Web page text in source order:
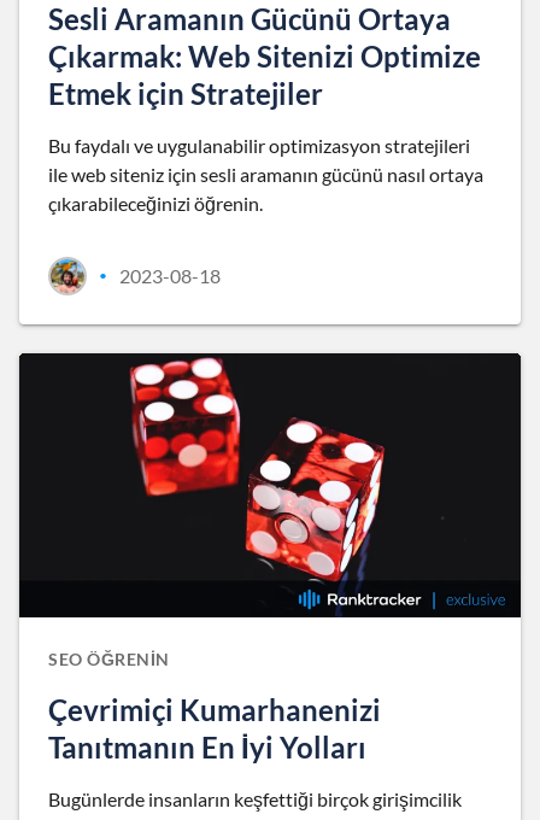
Sesli Aramanın Gücünü Ortaya
Çıkarmak: Web Sitenizi Optimize
Etmek için Stratejiler
Bu faydalı ve uygulanabilir optimizasyon stratejileri
ile web siteniz için sesli aramanın gücünü nasıl ortaya
çıkarabileceğinizi öğrenin.
• 2023-08-18
SEO ÖĞRENIN
Çevrimiçi Kumarhanenizi
Tanıtmanın En İyi Yolları
Bugünlerde insanların keşfettiği birçok girişimcilik